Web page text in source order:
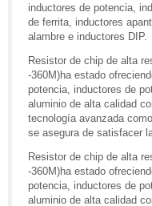
inductores de potencia,
de ferrita, inductores
alambre e inductores DIP.
Resistor de chip de alta
-360M)ha estado
potencia, inductores de
aluminio de alta calidad
tecnología avanzada
se asegura de satisfacer
Resistor de chip de alta
-360M)ha estado
potencia, inductores de
aluminio de alta calidad